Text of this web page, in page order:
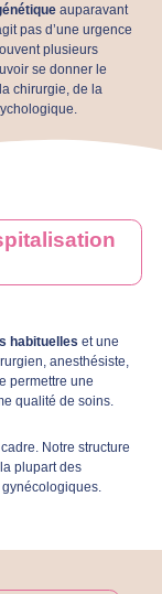
auparavant
pas d’une urgence
plusieurs
se donner le
chirurgie, de la
habituelles et une
anesthésiste,
permettre une
qualité de soins.
Notre structure
plupart des